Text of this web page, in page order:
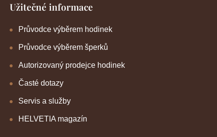
Užitečné informace
Průvodce výběrem hodinek
Průvodce výběrem šperků
Autorizovaný prodejce hodinek
Časté dotazy
Servis a služby
HELVETIA magazín